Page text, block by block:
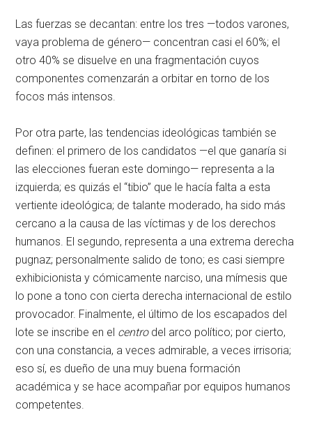
Las fuerzas se decantan: entre los tres —todos varones,
vaya problema de género— concentran casi el 60%; el
otro 40% se disuelve en una fragmentación cuyos
componentes comenzarán a orbitar en torno de los
focos más intensos.
Por otra parte, las tendencias ideológicas también se
definen: el primero de los candidatos —el que ganaría si
las elecciones fueran este domingo— representa a la
izquierda; es quizás el “tibio” que le hacía falta a esta
vertiente ideológica; de talante moderado, ha sido más
cercano a la causa de las víctimas y de los derechos
humanos. El segundo, representa a una extrema derecha
pugnaz; personalmente salido de tono; es casi siempre
exhibicionista y cómicamente narciso, una mímesis que
lo pone a tono con cierta derecha internacional de estilo
provocador. Finalmente, el último de los escapados del
lote se inscribe en el centrodel arco político; por cierto,
con una constancia, a veces admirable, a veces irrisoria;
eso sí, es dueño de una muy buena formación
académica y se hace acompañar por equipos humanos
competentes.